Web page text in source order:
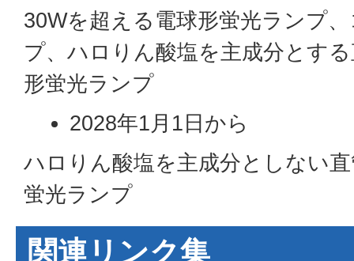
30Wを超える電球形蛍光ランプ
プ、ハロりん酸塩を主成分とす
形蛍光ランプ
2028年1月1日から
ハロりん酸塩を主成分としない
蛍光ランプ
関連リンク集